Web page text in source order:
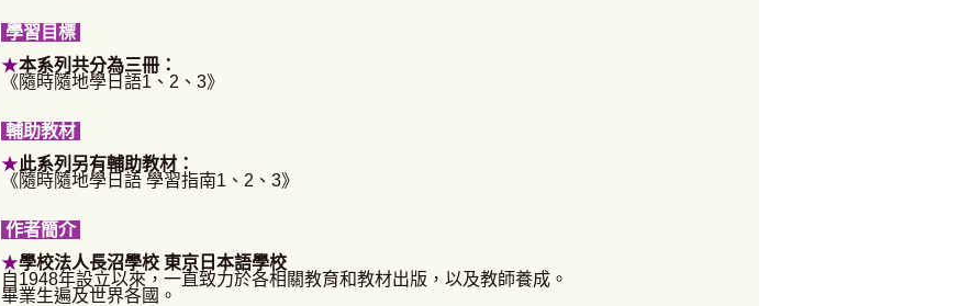
學習目標
★本系列共分為三冊：
《隨時隨地學日語1、2、3》
輔助教材
★此系列另有輔助教材：
《隨時隨地學日語 學習指南1、2、3》
作者簡介
★學校法人長沼學校 東京日本語學校
自1948年設立以來，一直致力於各相關教育和教材出版，以及教師養成。
畢業生遍及世界各國。